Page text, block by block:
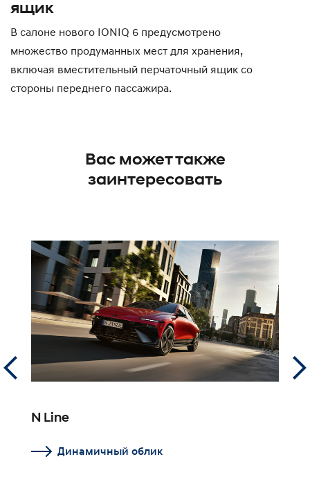
ящик
В салоне нового IONIQ 6 предусмотрено
множество продуманных мест для хранения,
включая вместительный перчаточный ящик со
стороны переднего пассажира.
Вас может также
заинтересовать
N Line
Динамичный облик